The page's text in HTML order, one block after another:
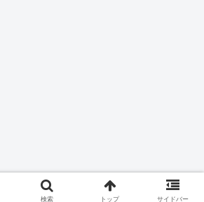
検索 トップ サイドバー